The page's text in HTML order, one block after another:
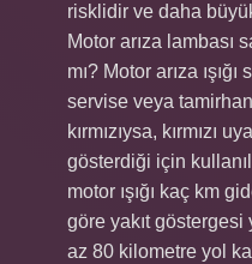
risklidir ve daha
Motor arıza lambası
mı? Motor arıza
servise veya
kırmızıysa, kırmızı
gösterdiği için
motor ışığı kaç km
göre yakıt göstergesi
az 80 kilometre yol